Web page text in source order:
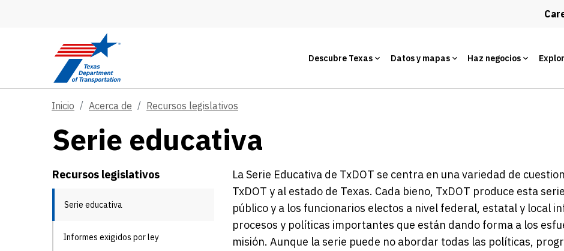
Descubre Texas Datos y mapas Haz negocios
Inicio Acerca de Recursos legislativos
Serie educativa
Recursos legislativos
Serie educativa
Informes exigidos por ley
La Serie Educativa de TxDOT se centra en una variedad de
TxDOT y al estado de Texas. Cada bieno, TxDOT produce esta
público y a los funcionarios electos a nivel federal, estatal y local
procesos y políticas importantes que están dando forma a los
misión. Aunque la serie puede no abordar todas las políticas,